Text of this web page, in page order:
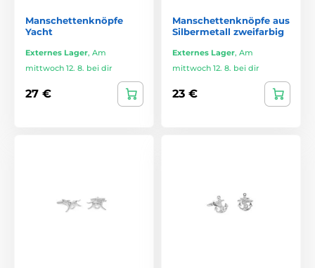
Manschettenknöpfe
Yacht
Externes Lager, Am
mittwoch 12. 8. bei dir
27 €
Manschettenknöpfe aus
Silbermetall zweifarbig
Externes Lager, Am
mittwoch 12. 8. bei dir
23 €